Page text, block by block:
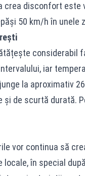
crea disconfort este
50 km/h în unele
considerabil
iar
la aproximativ
și de scurtă durată.
vor continua să
în special